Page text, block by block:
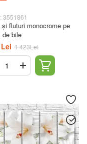
3551861
și fluturi monocrome pe
de bile
1 423Lei